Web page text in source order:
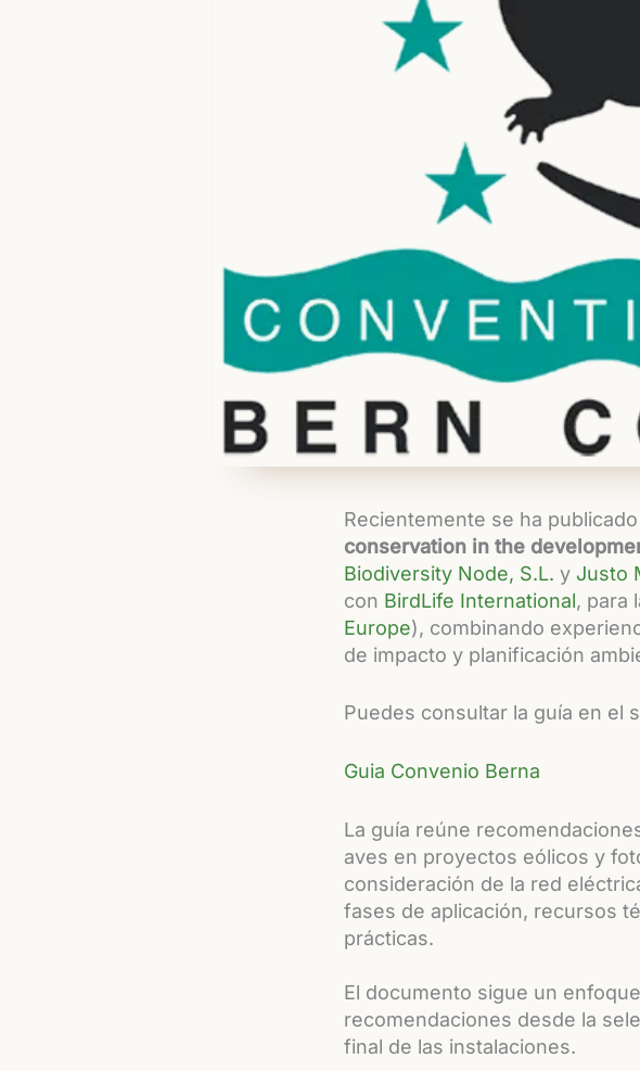
Recientemente se ha publicado
conservation in the
Biodiversity Node, S.L. y Justo
con BirdLife International, para
Europe), combinando
de impacto y planificación
Puedes consultar la guía en el
Guia Convenio Berna
La guía reúne
aves en proyectos eólicos y
consideración de la red
fases de aplicación, recursos
prácticas.
El documento sigue un
recomendaciones desde la
final de las instalaciones.